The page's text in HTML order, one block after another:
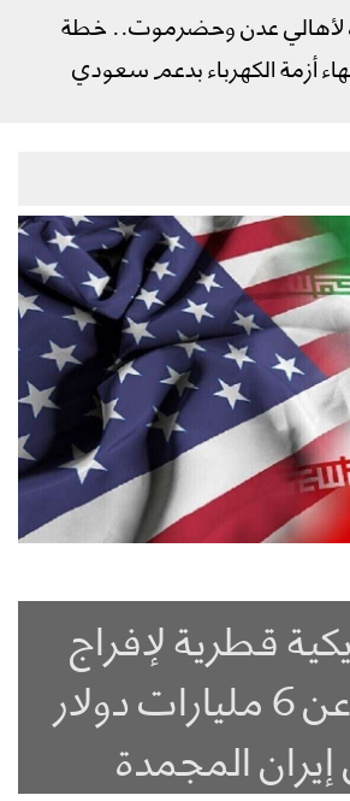
لأهالي عدن وحضرموت.. خطة
أزمة الكهرباء بدعم سعودي
قطرية لإفراج
مشروط عن 6 مليارات دولار
المجمدة